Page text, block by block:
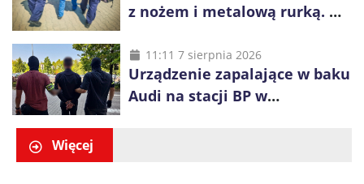
z nożem i metalową rurką. W
alkohol i perfumy
11:11 7 sierpnia 2026
Urządzenie zapalające w baku
Audi na stacji BP w
Więcej